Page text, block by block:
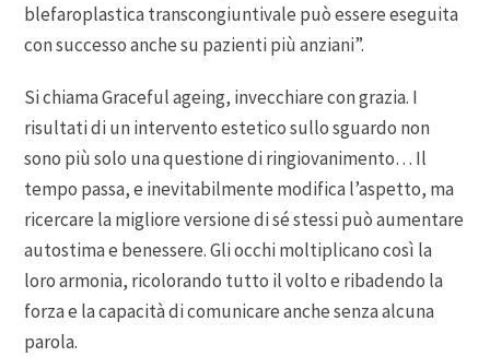
blefaroplastica transcongiuntivale può essere eseguita
con successo anche su pazienti più anziani”.
Si chiama Graceful ageing, invecchiare con grazia. I
risultati di un intervento estetico sullo sguardo non
sono più solo una questione di ringiovanimento… Il
tempo passa, e inevitabilmente modifica l’aspetto, ma
ricercare la migliore versione di sé stessi può aumentare
autostima e benessere. Gli occhi moltiplicano così la
loro armonia, ricolorando tutto il volto e ribadendo la
forza e la capacità di comunicare anche senza alcuna
parola.